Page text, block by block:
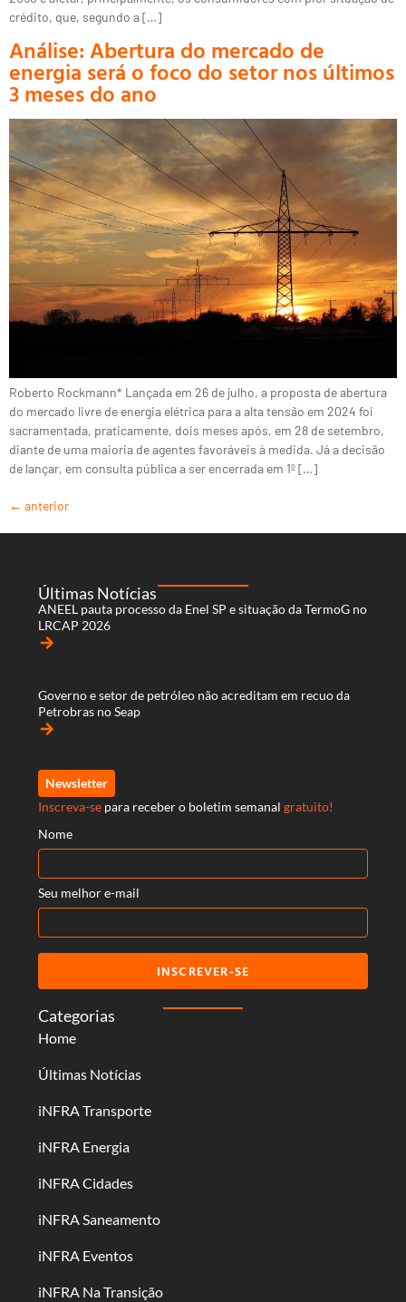
crédito, que, segundo a […]
Análise: Abertura do mercado de
energia será o foco do setor nos últimos
3 meses do ano
Roberto Rockmann* Lançada em 26 de julho, a proposta de abertura
do mercado livre de energia elétrica para a alta tensão em 2024 foi
sacramentada, praticamente, dois meses após, em 28 de setembro,
diante de uma maioria de agentes favoráveis à medida. Já a decisão
de lançar, em consulta pública a ser encerrada em 1º […]
← anterior
Categorias
Home
Últimas Notícias
iNFRA Transporte
iNFRA Energia
iNFRA Cidades
iNFRA Saneamento
iNFRA Eventos
iNFRA Na Transição
Últimas Notícias
ANEEL pauta processo da Enel SP e situação da TermoG no
LRCAP 2026
arrow_forward
Governo e setor de petróleo não acreditam em recuo da
Petrobras no Seap
arrow_forward
Newsletter
Inscreva-se para receber o boletim semanal gratuito!
Nome
Seu melhor e-mail
INSCREVER-SE